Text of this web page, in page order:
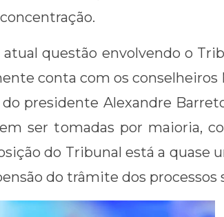
questão envolvendo o
conta com os conselheiros
presidente Alexandre
ser tomadas por maioria,
do Tribunal está a quase
do trâmite dos processos